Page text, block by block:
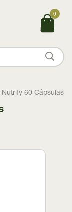
0
60 Cápsulas